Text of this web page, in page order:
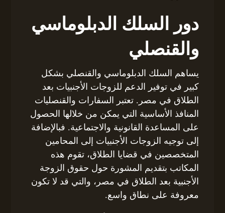
دور السلك الدبلوماسي
والقنصلي
يساهم السلك الدبلوماسي والقنصلي بشكل
كبير في توفير الدعم للزوجات الأجنبيات بعد
الطلاق في مصر. تعتبر السفارات والقنصليات
المنافذ الأساسية التي يمكن من خلالها الحصول
على المساعدة القانونية والاجتماعية. فبالإضافة
إلى توجيه الزوجات الأجنبيات إلى المحامين
المتخصصين في قضايا الطلاق، تقوم هذه
المكاتب بتقديم المشورة حول حقوق الزوجة
الأجنبية بعد الطلاق في مصر، والتي قد لا تكون
معروفة على نطاق واسع.